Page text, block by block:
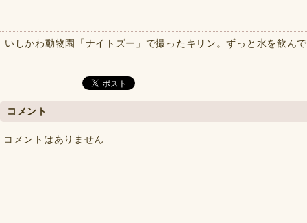
いしかわ動物園「ナイトズー」で撮ったキリン。ずっと水を飲ん
コメント
コメントはありません